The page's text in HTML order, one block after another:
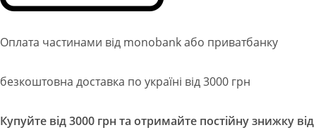
Оплата частинами від monobank або приватбанку
безкоштовна доставка по україні від 3000 грн
Купуйте від 3000 грн та отримайте постійну знижку від